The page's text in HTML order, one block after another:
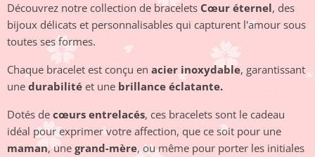
Découvrez notre collection de bracelets Cœur éternel, des
bijoux délicats et personnalisables qui capturent l'amour sous
toutes ses formes.
Chaque bracelet est conçu en acier inoxydable, garantissant
une durabilité et une brillance éclatante.
Dotés de cœurs entrelacés, ces bracelets sont le cadeau
idéal pour exprimer votre affection, que ce soit pour une
maman, une grand-mère, ou même pour porter les initiales